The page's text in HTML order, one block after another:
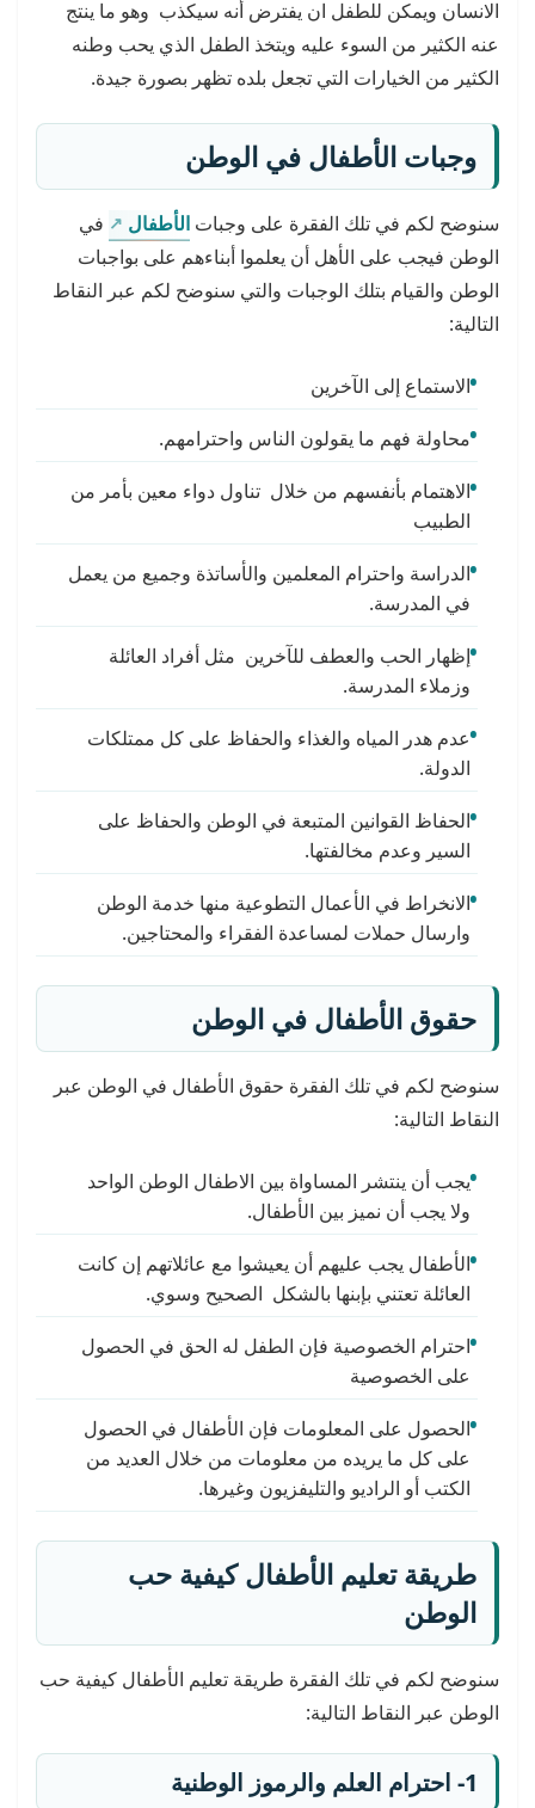
الانسان ويمكن للطفل ان يفترض أنه سيكذب وهو ما ينتج
عنه الكثير من السوء عليه ويتخذ الطفل الذي يحب وطنه
الكثير من الخيارات التي تجعل بلده تظهر بصورة جيدة.
وجبات الأطفال في الوطن
سنوضح لكم في تلك الفقرة على وجبات الأطفال
في
الوطن فيجب على الأهل أن يعلموا أبناءهم على بواجبات
الوطن والقيام بتلك الوجبات والتي سنوضح لكم عبر النقاط
التالية:
الاستماع إلى الآخرين
محاولة فهم ما يقولون الناس واحترامهم.
الاهتمام بأنفسهم من خلال تناول دواء معين بأمر من
الطبيب
الدراسة واحترام المعلمين والأساتذة وجميع من يعمل
في المدرسة.
إظهار الحب والعطف للآخرين مثل أفراد العائلة
وزملاء المدرسة.
عدم هدر المياه والغذاء والحفاظ على كل ممتلكات
الدولة.
الحفاظ القوانين المتبعة في الوطن والحفاظ على
السير وعدم مخالفتها.
الانخراط في الأعمال التطوعية منها خدمة الوطن
وارسال حملات لمساعدة الفقراء والمحتاجين.
حقوق الأطفال في الوطن
سنوضح لكم في تلك الفقرة حقوق الأطفال في الوطن عبر
النقاط التالية:
يجب أن ينتشر المساواة بين الاطفال الوطن الواحد
ولا يجب أن نميز بين الأطفال.
الأطفال يجب عليهم أن يعيشوا مع عائلاتهم إن كانت
العائلة تعتني بإبنها بالشكل الصحيح وسوي.
احترام الخصوصية فإن الطفل له الحق في الحصول
على الخصوصية
الحصول على المعلومات فإن الأطفال في الحصول
على كل ما يريده من معلومات من خلال العديد من
الكتب أو الراديو والتليفزيون وغيرها.
طريقة تعليم الأطفال كيفية حب
الوطن
سنوضح لكم في تلك الفقرة طريقة تعليم الأطفال كيفية حب
الوطن عبر النقاط التالية:
1- احترام العلم والرموز الوطنية